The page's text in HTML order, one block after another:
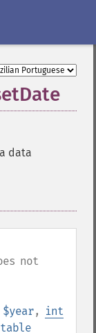
data
not
$year,
int